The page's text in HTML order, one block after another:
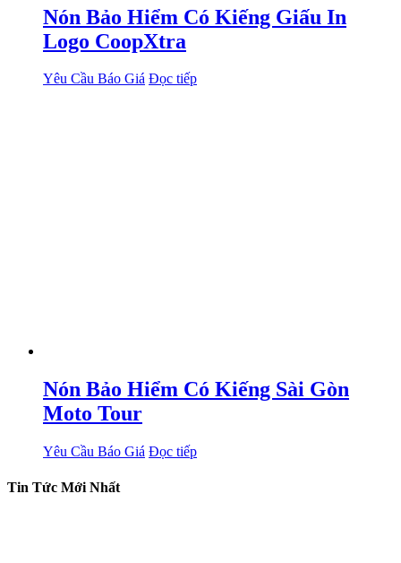
Nón Bảo Hiểm Có Kiếng Giấu In
Logo CoopXtra
Yêu Cầu Báo Giá Đọc tiếp
Nón Bảo Hiểm Có Kiếng Sài Gòn
Moto Tour
Yêu Cầu Báo Giá Đọc tiếp
Tin Tức Mới Nhất